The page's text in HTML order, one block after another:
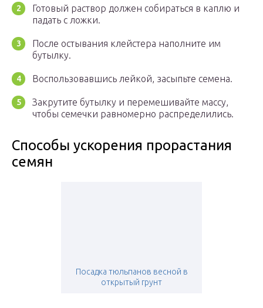
Готовый раствор должен собираться в каплю и
падать с ложки.
После остывания клейстера наполните им
бутылку.
Воспользовавшись лейкой, засыпьте семена.
Закрутите бутылку и перемешивайте массу,
чтобы семечки равномерно распределились.
Способы ускорения прорастания
семян
Посадка тюльпанов весной в
открытый грунт